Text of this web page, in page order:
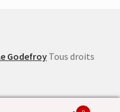
GodefroyTous droits